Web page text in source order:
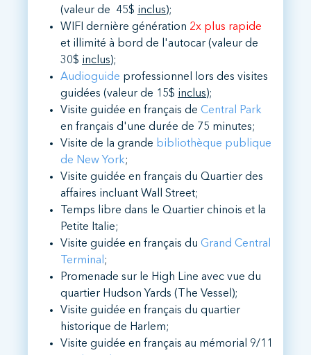
(valeur de 45$ inclus);
WIFI dernière génération 2x plus rapide
et illimité à bord de l'autocar (valeur de
30$ inclus);
Audioguide professionnel lors des visites
guidées (valeur de 15$ inclus);
Visite guidée en français de Central Park
en français d'une durée de 75 minutes;
Visite de la grande bibliothèque publique
de New York;
Visite guidée en français du Quartier des
affaires incluant Wall Street;
Temps libre dans le Quartier chinois et la
Petite Italie;
Visite guidée en français du Grand Central
Terminal ;
Promenade sur le High Line avec vue du
quartier Hudson Yards (The Vessel);
Visite guidée en français du quartier
historique de Harlem;
Visite guidée en français au mémorial 9/11